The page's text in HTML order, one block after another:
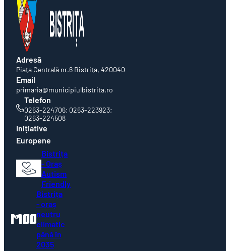
Adresă
Piaţa Centrală nr.6 Bistriţa, 420040
Email
primaria@municipiulbistrita.ro
Telefon
0263-224706; 0263-223923;
0263-224508
Inițiative
Europene
Bistrița
- Oraș
Autism
Friendly
Bistrița
- oraș
neutru
climatic
până în
2035